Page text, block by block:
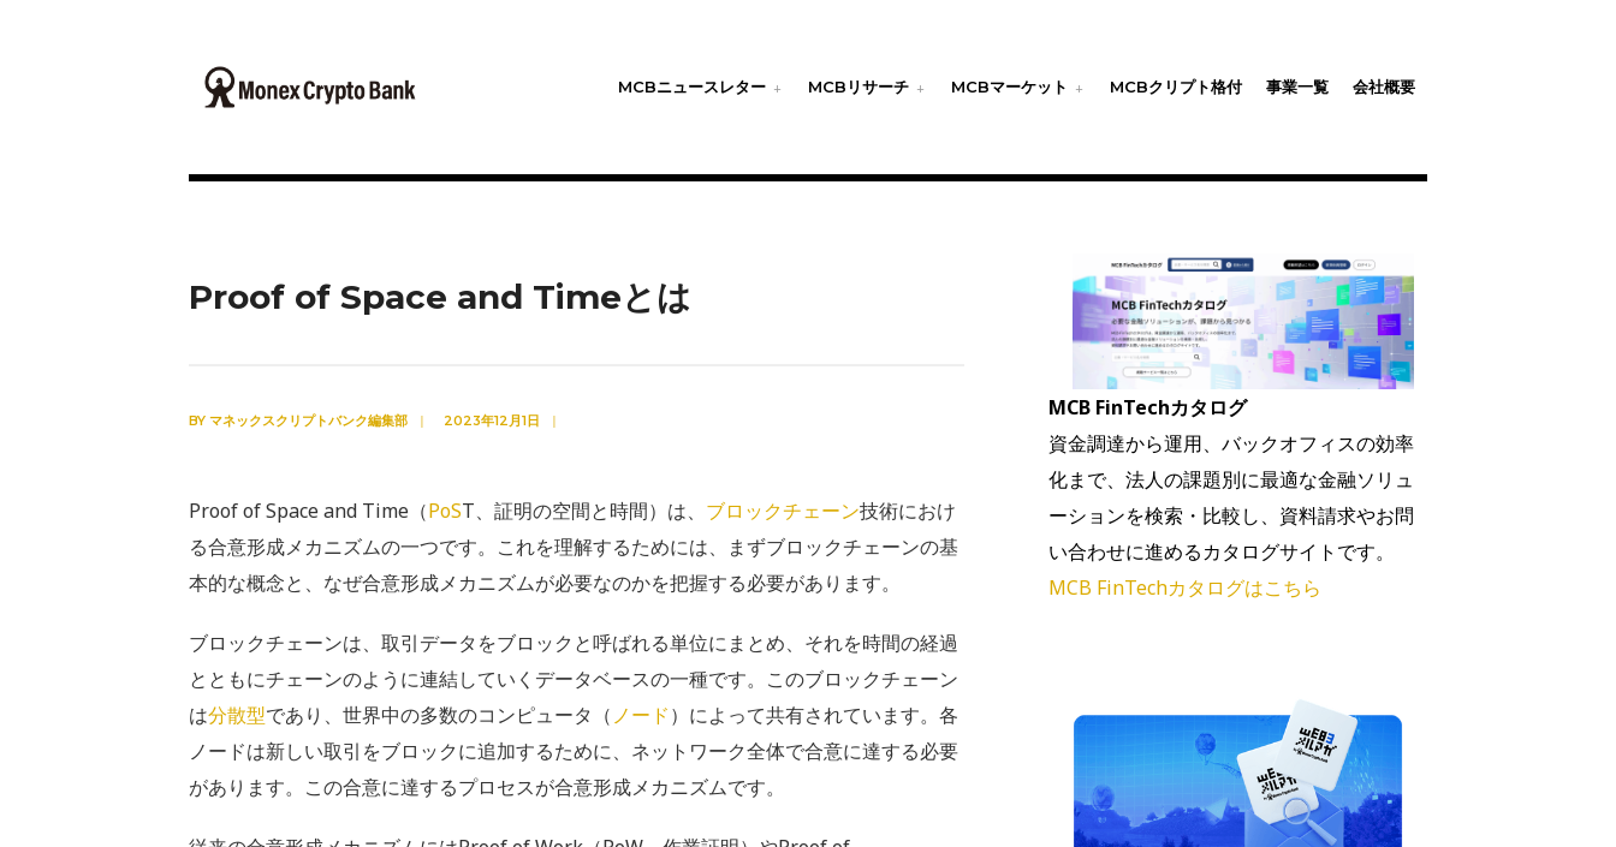
MCBニュースレター MCBリサーチ MCBマーケット MCBクリプト格付 事業一覧 会社概要
Proof of Space and Timeとは
BY マネックスクリプトバンク編集部 | 2023年12月1日 |
Proof of Space and Time（PoST、証明の空間と時間）は、 ブロックチェーン技術におけ
る合意形成メカニズムの一つです。これを理解するためには、まずブロックチェーンの基
本的な概念と、なぜ合意形成メカニズムが必要なのかを把握する必要があります。
ブロックチェーンは、取引データをブロックと呼ばれる単位にまとめ、それを時間の経過
とともにチェーンのように連結していくデータベースの一種です。このブロックチェーン
は分散型であり、世界中の多数のコンピュータ（ ノード）によって共有されています。各
ノードは新しい取引をブロックに追加するために、ネットワーク全体で合意に達する必要
があります。この合意に達するプロセスが合意形成メカニズムです。
MCB FinTechカタログ
資金調達から運用、バックオフィスの効率
化まで、法人の課題別に最適な金融ソリュ
ーションを検索・比較し、資料請求やお問
い合わせに進めるカタログサイトです。
MCB FinTechカタログはこちら